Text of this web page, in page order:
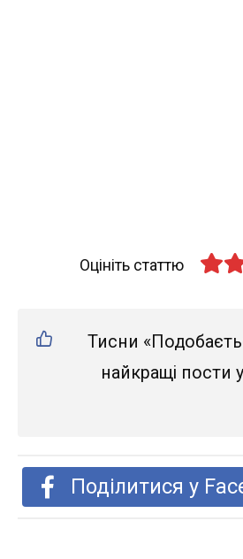
Оцініть статтю
Тисни
найкращі пости
Поділитися у